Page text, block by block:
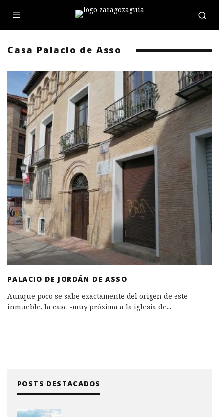
Casa Palacio de Asso
PALACIO DE JORDÁN DE ASSO
Aunque poco se sabe exactamente del origen de este
inmueble, la casa -muy próxima a la iglesia de...
POSTS DESTACADOS